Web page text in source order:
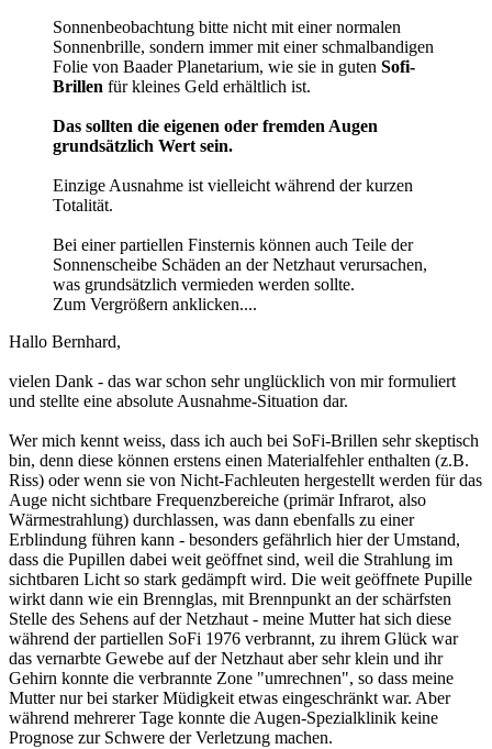
Sonnenbeobachtung bitte nicht mit einer normalen
Sonnenbrille, sondern immer mit einer schmalbandigen
Folie von Baader Planetarium, wie sie in guten Sofi-
Brillen für kleines Geld erhältlich ist.
Das sollten die eigenen oder fremden Augen
grundsätzlich Wert sein.
Einzige Ausnahme ist vielleicht während der kurzen
Totalität.
Bei einer partiellen Finsternis können auch Teile der
Sonnenscheibe Schäden an der Netzhaut verursachen,
was grundsätzlich vermieden werden sollte.
Zum Vergrößern anklicken....
Hallo Bernhard,
vielen Dank - das war schon sehr unglücklich von mir formuliert
und stellte eine absolute Ausnahme-Situation dar.
Wer mich kennt weiss, dass ich auch bei SoFi-Brillen sehr skeptisch
bin, denn diese können erstens einen Materialfehler enthalten (z.B.
Riss) oder wenn sie von Nicht-Fachleuten hergestellt werden für das
Auge nicht sichtbare Frequenzbereiche (primär Infrarot, also
Wärmestrahlung) durchlassen, was dann ebenfalls zu einer
Erblindung führen kann - besonders gefährlich hier der Umstand,
dass die Pupillen dabei weit geöffnet sind, weil die Strahlung im
sichtbaren Licht so stark gedämpft wird. Die weit geöffnete Pupille
wirkt dann wie ein Brennglas, mit Brennpunkt an der schärfsten
Stelle des Sehens auf der Netzhaut - meine Mutter hat sich diese
während der partiellen SoFi 1976 verbrannt, zu ihrem Glück war
das vernarbte Gewebe auf der Netzhaut aber sehr klein und ihr
Gehirn konnte die verbrannte Zone "umrechnen", so dass meine
Mutter nur bei starker Müdigkeit etwas eingeschränkt war. Aber
während mehrerer Tage konnte die Augen-Spezialklinik keine
Prognose zur Schwere der Verletzung machen.